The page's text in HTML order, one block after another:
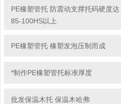
PE橡塑管托 防震动支撑托码硬度达
85-100HS以上
PE橡塑管托 橡塑发泡压制而成
*制作PE橡塑管托标准厚度
批发保温木托 保温木哈弗